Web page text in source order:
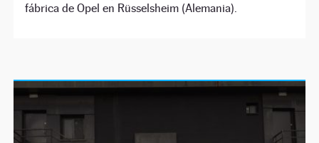
fábrica de Opel en Rüsselsheim (Alemania).